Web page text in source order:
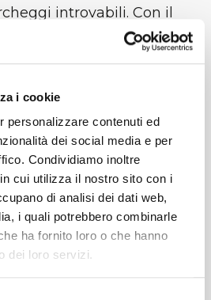
i cookie
personalizzare contenuti ed
dei social media e per
Condividiamo inoltre
cui utilizza il nostro sito con i
di analisi dei dati web,
i quali potrebbero combinarle
ha fornito loro o che hanno
dei loro servizi.
introvabili. Con il
trasformi la
invisibile:
stress:Ti portiamo
Forum, a pochi
Dimentica le
sulla Tangenziale
folli dei parcheggi privati.
sicuro:I concerti di
un viaggio emotivo
dello show, non